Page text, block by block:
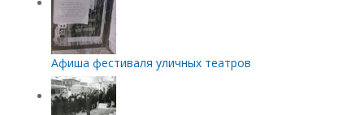
Афиша фестиваля уличных театров